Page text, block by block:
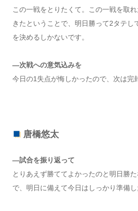
この一戦をとりたくて。この一戦を取
きたということで、明日勝って2タテし
を決めるしかないです。
―次戦への意気込みを
今日の1失点が悔しかったので、次は完
唐橋悠太
―試合を振り返って
とりあえず勝ててよかったのと明日勝
で、明日に備えて今日はしっかり準備し